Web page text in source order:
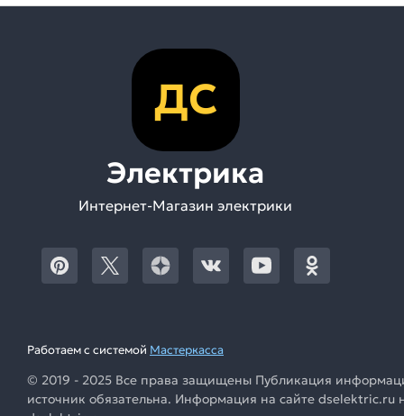
ДС
Электрика
Интернет-Магазин электрики
Работаем с системой Мастеркасса
© 2019 - 2025 Все права защищены Публикация
источник обязательна. Информация на сайте dselektric.ru